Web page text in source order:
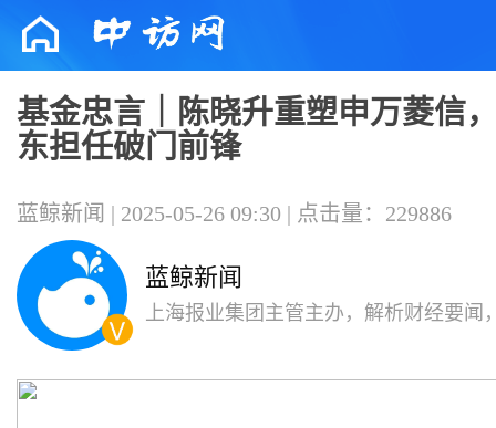
基金忠言｜陈晓升重塑申万菱信
东担任破门前锋
蓝鲸新闻 | 2025-05-26 09:30 | 点击量：229886
蓝鲸新闻
上海报业集团主管主办，解析财经要闻